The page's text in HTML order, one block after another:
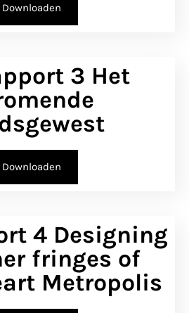
Downloaden
3 Het
Downloaden
4 Designing
fringes of
Metropolis